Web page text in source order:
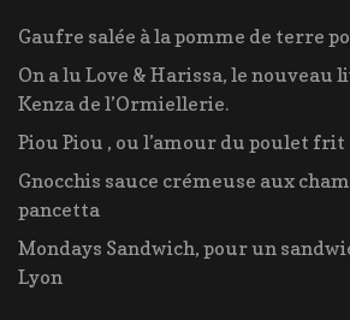
Gaufre salée à la pomme de terre
On a lu Love & Harissa, le nouveau
Kenza de l’Ormiellerie.
Piou Piou , ou l’amour du poulet
Gnocchis sauce crémeuse aux
pancetta
Mondays Sandwich, pour un
Lyon